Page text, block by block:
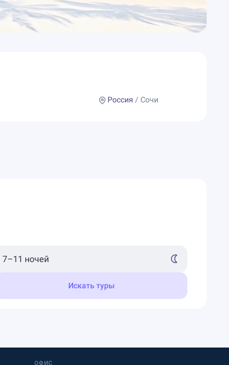
Россия / Сочи
Искать туры
ОФИС